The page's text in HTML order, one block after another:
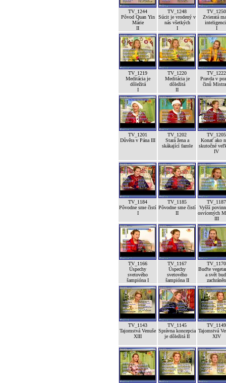
TV_1244
Pôvod Quan Yin
Márie
II
TV_1248
Súcit je vrodený v
nás všetkých
I
TV_1250
Zvieratá
I
TV_1219
Meditácia je
dôležitá
I
TV_1220
Meditácia je
dôležitá
II
TV_1222
Pravda v
činů
TV_1201
Důvěra v Pána III
TV_1202
Stará žena a
skákající fazole
TV_1205
Konať ako
skutočné
IV
TV_1184
Pôvodne sme čistí
I
TV_1185
Pôvodne sme čistí
II
TV_1187
Vyšší
osvícených
III
TV_1166
Úspechy
svetového
šampióna I
TV_1167
Úspechy
svetového
šampióna II
TV_1170
Buďte
a svět
zachráněn
TV_1143
Tajomstvá Venuše
XIII
TV_1145
Správna koncepcia
je dôležitá II
TV_1149
Tajomstvá
XIV